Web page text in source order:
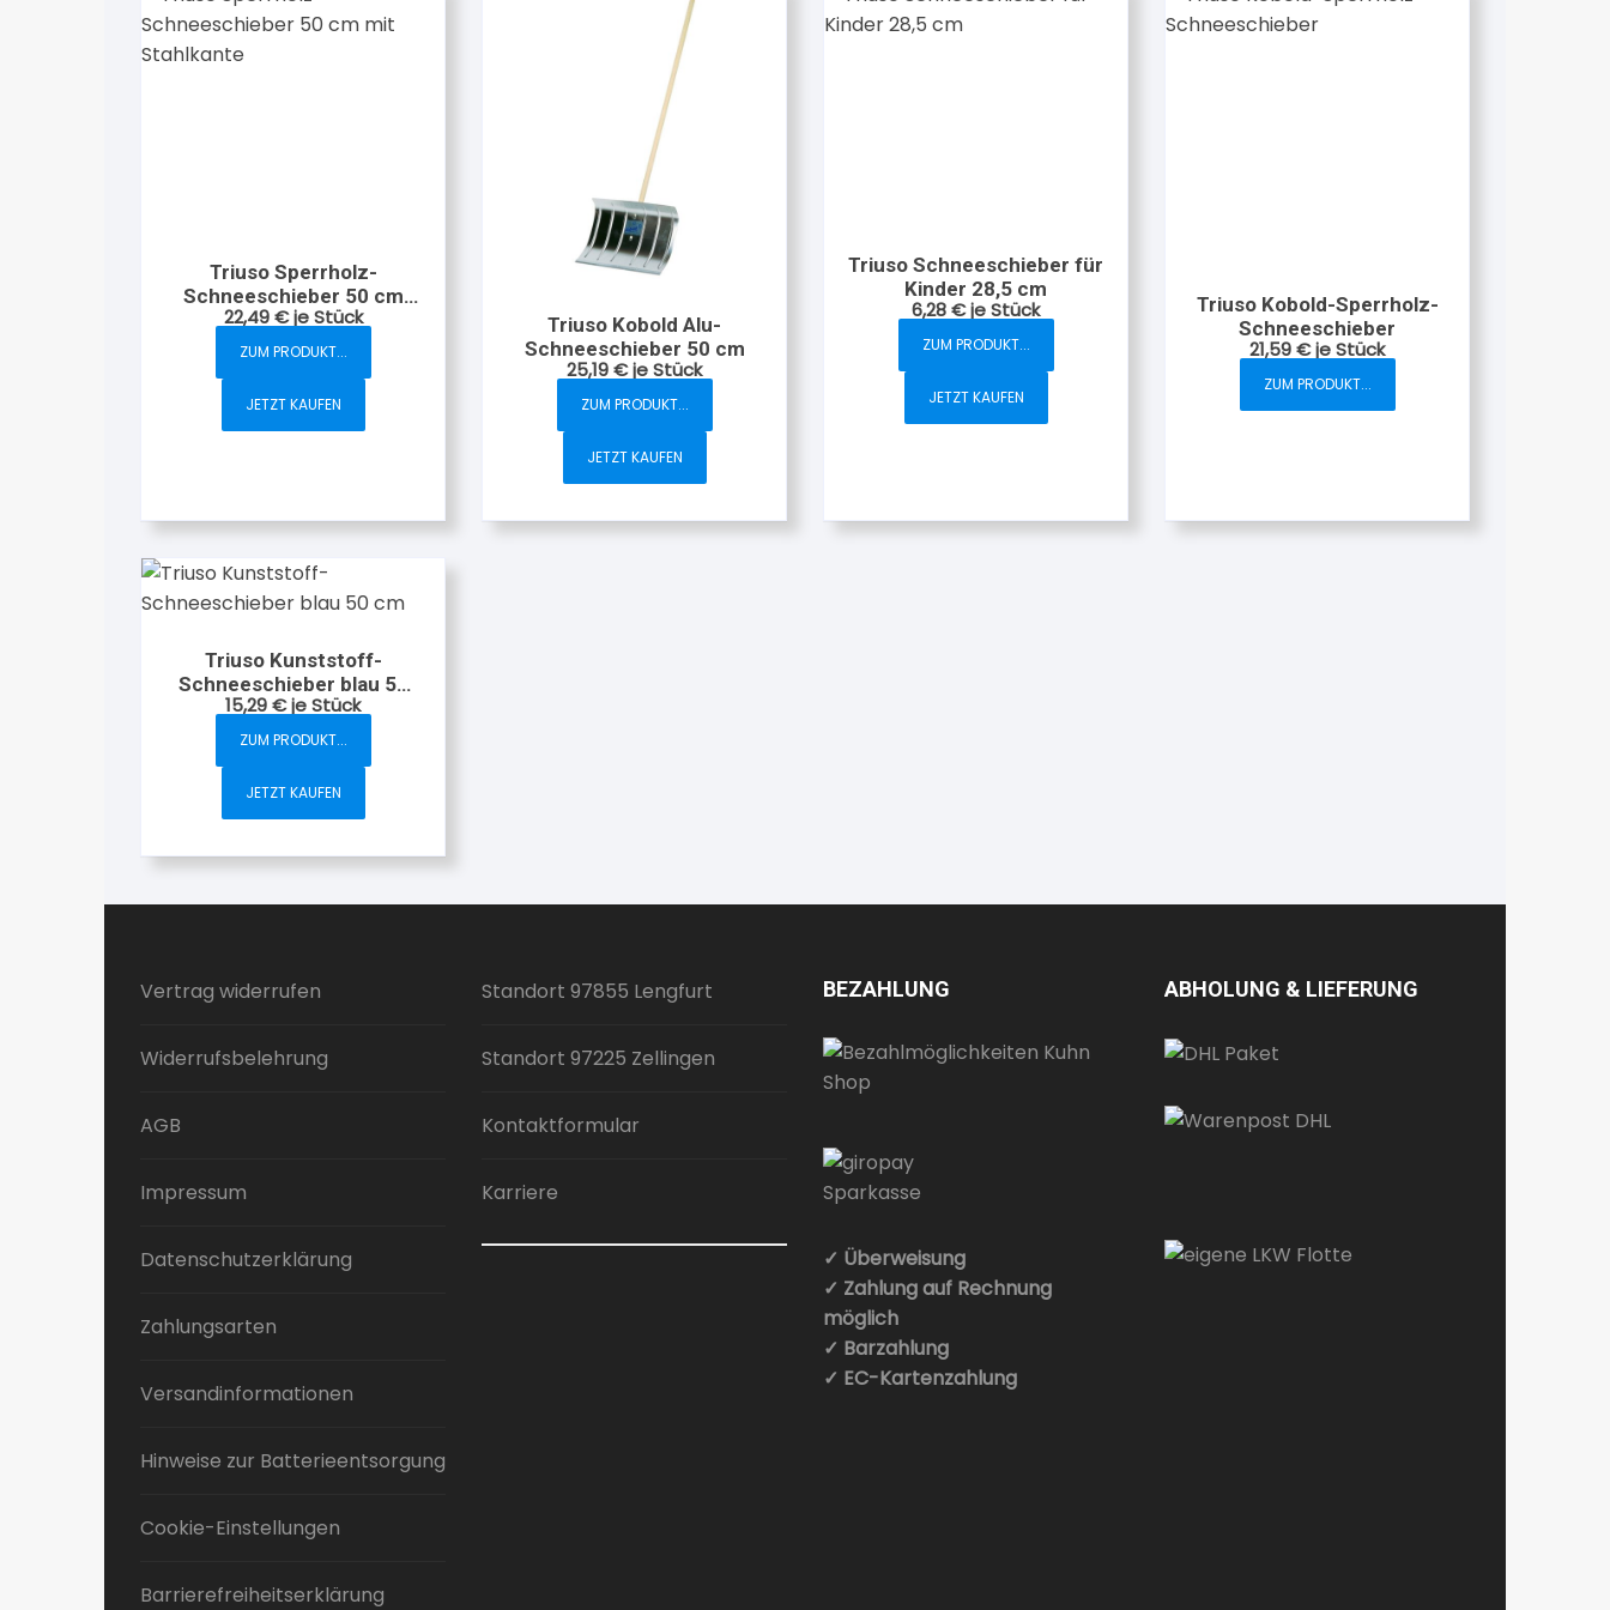
Triuso Sperrholz-
Schneeschieber 50 cm
mit Stahlkante
22,49€ je Stück
ZUM PRODUKT...
JETZT KAUFEN
Triuso Kobold Alu-
Schneeschieber 50 cm
25,19€je Stück
ZUM PRODUKT...
JETZT KAUFEN
Triuso Schneeschieber für
Kinder 28,5 cm
6,28€je Stück
ZUM PRODUKT...
JETZT KAUFEN
Triuso Kobold-Sperrholz-
Schneeschieber
21,59€je Stück
ZUM PRODUKT...
Triuso Kunststoff-
Schneeschieber blau 50
cm
15,29€je Stück
ZUM PRODUKT...
JETZT KAUFEN
Vertrag widerrufen
Widerrufsbelehrung
AGB
Impressum
Datenschutzerklärung
Zahlungsarten
Versandinformationen
Hinweise zur Batterieentsorgung
Cookie-Einstellungen
Barrierefreiheitserklärung
Standort 97855 Lengfurt
Standort 97225 Zellingen
Kontaktformular
Karriere
BEZAHLUNG
✓ Überweisung
✓ Zahlung auf Rechnung
möglich
✓ Barzahlung
✓ EC-Kartenzahlung
ABHOLUNG & LIEFERUNG